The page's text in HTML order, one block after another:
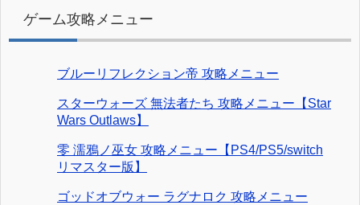
ゲーム攻略メニュー
ブルーリフレクション帝 攻略メニュー
スターウォーズ 無法者たち 攻略メニュー【Star
Wars Outlaws】
零 濡鴉ノ巫女 攻略メニュー【PS4/PS5/switch
リマスター版】
ゴッドオブウォー ラグナロク 攻略メニュー